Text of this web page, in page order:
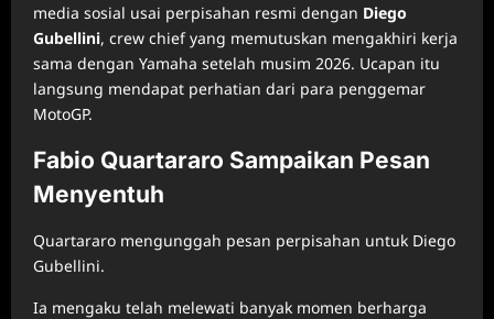
media sosial usai perpisahan resmi dengan Diego
Gubellini, crew chief yang memutuskan mengakhiri kerja
sama dengan Yamaha setelah musim 2026. Ucapan itu
langsung mendapat perhatian dari para penggemar
MotoGP.
Fabio Quartararo Sampaikan Pesan
Menyentuh
Quartararo mengunggah pesan perpisahan untuk Diego
Gubellini.
Ia mengaku telah melewati banyak momen berharga